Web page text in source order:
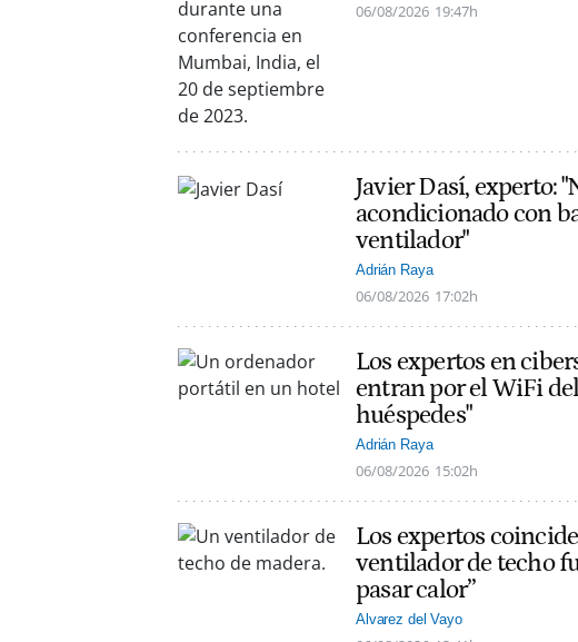
06/08/2026 19:47h
Javier Dasí, experto:
acondicionado con
ventilador"
Adrián Raya
06/08/2026 17:02h
Los expertos en
entran por el WiFi
huéspedes"
Adrián Raya
06/08/2026 15:02h
Los expertos
ventilador de techo
pasar calor”
Alvarez del Vayo